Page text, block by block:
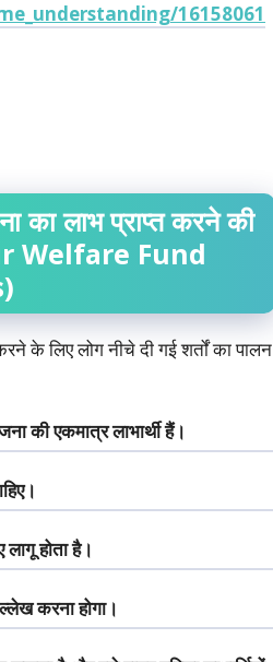
16158061
का लाभ प्राप्त करने की
Welfare Fund
के लिए लोग नीचे दी गई शर्तों का पालन
की एकमात्र लाभार्थी हैं।
होता है।
करना होगा।